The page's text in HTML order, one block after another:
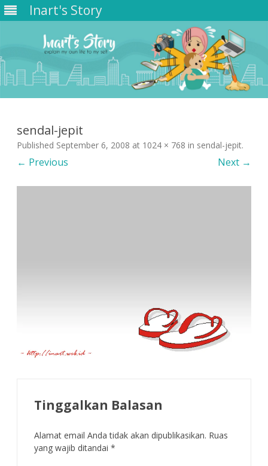
Inart's Story
sendal-jepit
Published September 6, 2008 at 1024 × 768 in sendal-jepit.
← Previous Next →
Tinggalkan Balasan
Alamat email Anda tidak akan dipublikasikan. Ruas
yang wajib ditandai *